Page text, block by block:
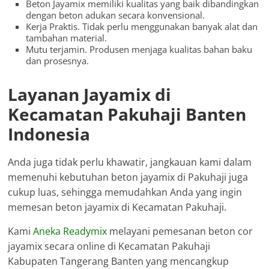
Beton Jayamix memiliki kualitas yang baik dibandingkan
dengan beton adukan secara konvensional.
Kerja Praktis. Tidak perlu menggunakan banyak alat dan
tambahan material.
Mutu terjamin. Produsen menjaga kualitas bahan baku
dan prosesnya.
Layanan Jayamix di
Kecamatan Pakuhaji Banten
Indonesia
Anda juga tidak perlu khawatir, jangkauan kami dalam
memenuhi kebutuhan beton jayamix di Pakuhaji juga
cukup luas, sehingga memudahkan Anda yang ingin
memesan beton jayamix di Kecamatan Pakuhaji.
KamiAneka Readymix melayani pemesanan beton cor
jayamix secara online di Kecamatan Pakuhaji
Kabupaten Tangerang Banten yang mencangkup